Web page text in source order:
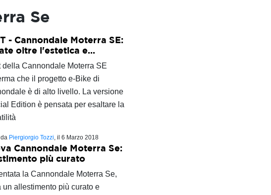
Se
- Cannondale Moterra SE:
oltre l'estetica e...
della Cannondale Moterra SE
che il progetto e-Bike di
è di alto livello. La versione
Edition è pensata per esaltare la
Piergiorgio Tozzi, il 6 Marzo 2018
Cannondale Moterra Se:
più curato
la Cannondale Moterra Se,
un allestimento più curato e